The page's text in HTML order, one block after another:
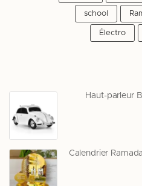
school
Électro
Haut-parleur
Calendrier